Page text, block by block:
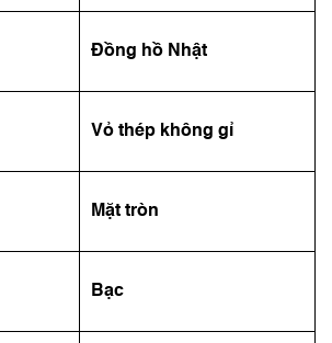
Đồng hồ Nhật
Vỏ thép không gỉ
Mặt tròn
Bạc